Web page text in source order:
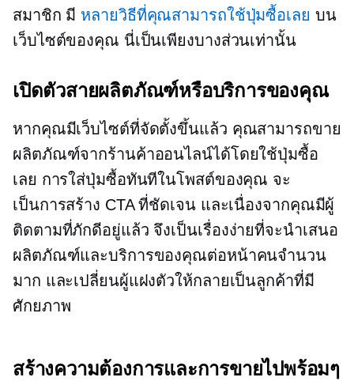
สมาชิก มี หลายวิธีที่คุณสามารถใช้ปุ่มซื้อเลย บน
เว็บไซต์ของคุณ นี่เป็นเพียงบางส่วนเท่านั้น
เปิดตัวสายผลิตภัณฑ์หรือบริการของคุณ
หากคุณมีเว็บไซต์ที่จัดตั้งขึ้นแล้ว คุณสามารถขาย
ผลิตภัณฑ์จากร้านค้าออนไลน์ได้โดยใช้ปุ่มซื้อ
เลย การใส่ปุ่มซื้อทันทีในโพสต์ของคุณ จะ
เป็นการสร้าง CTA ที่ชัดเจน และเนื่องจากคุณมีผู้
ติดตามที่ภักดีอยู่แล้ว จึงเป็นเรื่องง่ายที่จะนำเสนอ
ผลิตภัณฑ์และบริการของคุณต่อหน้าคนจำนวน
มาก และเปลี่ยนผู้แฝงตัวให้กลายเป็นลูกค้าที่มี
ศักยภาพ
สร้างความต้องการและการขายไปพร้อมๆ